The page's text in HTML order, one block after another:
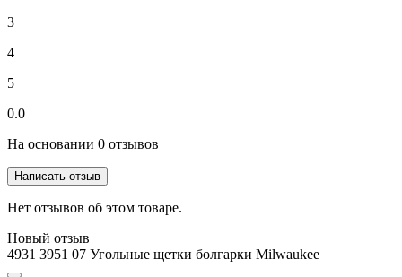
3
4
5
0.0
На основании 0 отзывов
Написать отзыв
Нет отзывов об этом товаре.
Новый отзыв
4931 3951 07 Угольные щетки болгарки Milwaukee